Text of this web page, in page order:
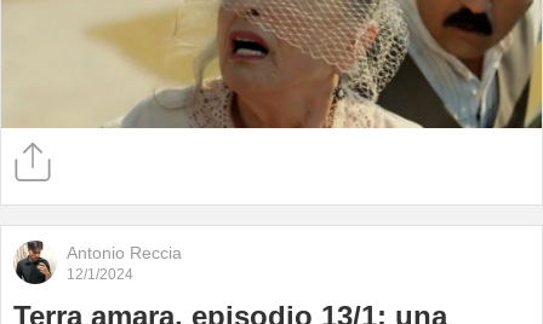
Antonio Reccia
12/1/2024
Terra amara, episodio 13/1: una